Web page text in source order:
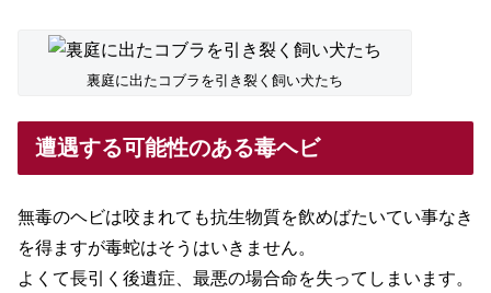
裏庭に出たコブラを引き裂く飼い犬たち
遭遇する可能性のある毒ヘビ
無毒のヘビは咬まれても抗生物質を飲めばたいてい事なき
を得ますが毒蛇はそうはいきません。
よくて長引く後遺症、最悪の場合命を失ってしまいます。